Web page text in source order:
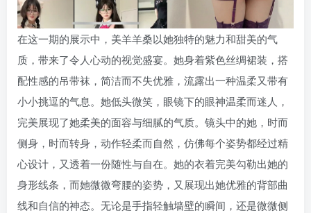
在这一期的展示中，美羊羊桑以她独特的魅力和甜美的气
质，带来了令人心动的视觉盛宴。她身着紫色丝绸裙装，搭
配性感的吊带袜，简洁而不失优雅，流露出一种温柔又带有
小小挑逗的气息。她低头微笑，眼镜下的眼神温柔而迷人，
完美展现了她柔美的面容与细腻的气质。镜头中的她，时而
侧身，时而转身，动作轻柔而自然，仿佛每个姿势都经过精
心设计，又透着一份随性与自在。她的衣着完美勾勒出她的
身形线条，而她微微弯腰的姿势，又展现出她优雅的背部曲
线和自信的神态。无论是手指轻触墙壁的瞬间，还是微微侧